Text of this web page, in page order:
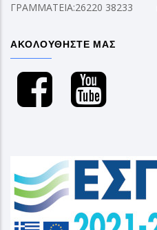
ΓΡΑΜΜΑΤΕΙΑ:26220 38233
ΑΚΟΛΟΥΘΗΣΤΕ ΜΑΣ